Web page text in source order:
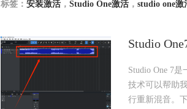
标签： 安装激活 ， Studio One激活 ， studio one激
Studio
Studio One 7
技术可以帮助
行重新混音。